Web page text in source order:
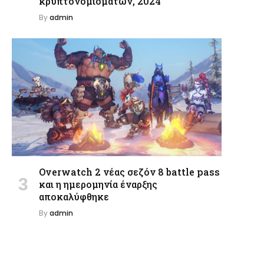
Byadmin
Overwatch 2 νέας σεζόν 8 battle pass
και η ημερομηνία έναρξης
αποκαλύφθηκε
Byadmin